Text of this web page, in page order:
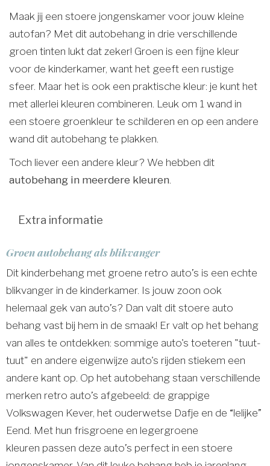
Maak jij een stoere jongenskamer voor jouw kleine
autofan? Met dit autobehang in drie verschillende
groen tinten lukt dat zeker! Groen is een fijne kleur
voor de kinderkamer, want het geeft een rustige
sfeer. Maar het is ook een praktische kleur: je kunt het
met allerlei kleuren combineren. Leuk om 1 wand in
een stoere groenkleur te schilderen en op een andere
wand dit autobehang te plakken.
Toch liever een andere kleur? We hebben dit
autobehang in meerdere kleuren.
Extra informatie
Groen autobehang als blikvanger
Dit kinderbehang met groene retro auto’s is een echte
blikvanger in de kinderkamer. Is jouw zoon ook
helemaal gek van auto’s? Dan valt dit stoere auto
behang vast bij hem in de smaak! Er valt op het behang
van alles te ontdekken: sommige auto's toeteren "tuut-
tuut" en andere eigenwijze auto's rijden stiekem een
andere kant op. Op het autobehang staan verschillende
merken retro auto’s afgebeeld: de grappige
Volkswagen Kever, het ouderwetse Dafje en de “lelijke”
Eend. Met hun frisgroene en legergroene
kleuren passen deze auto’s perfect in een stoere